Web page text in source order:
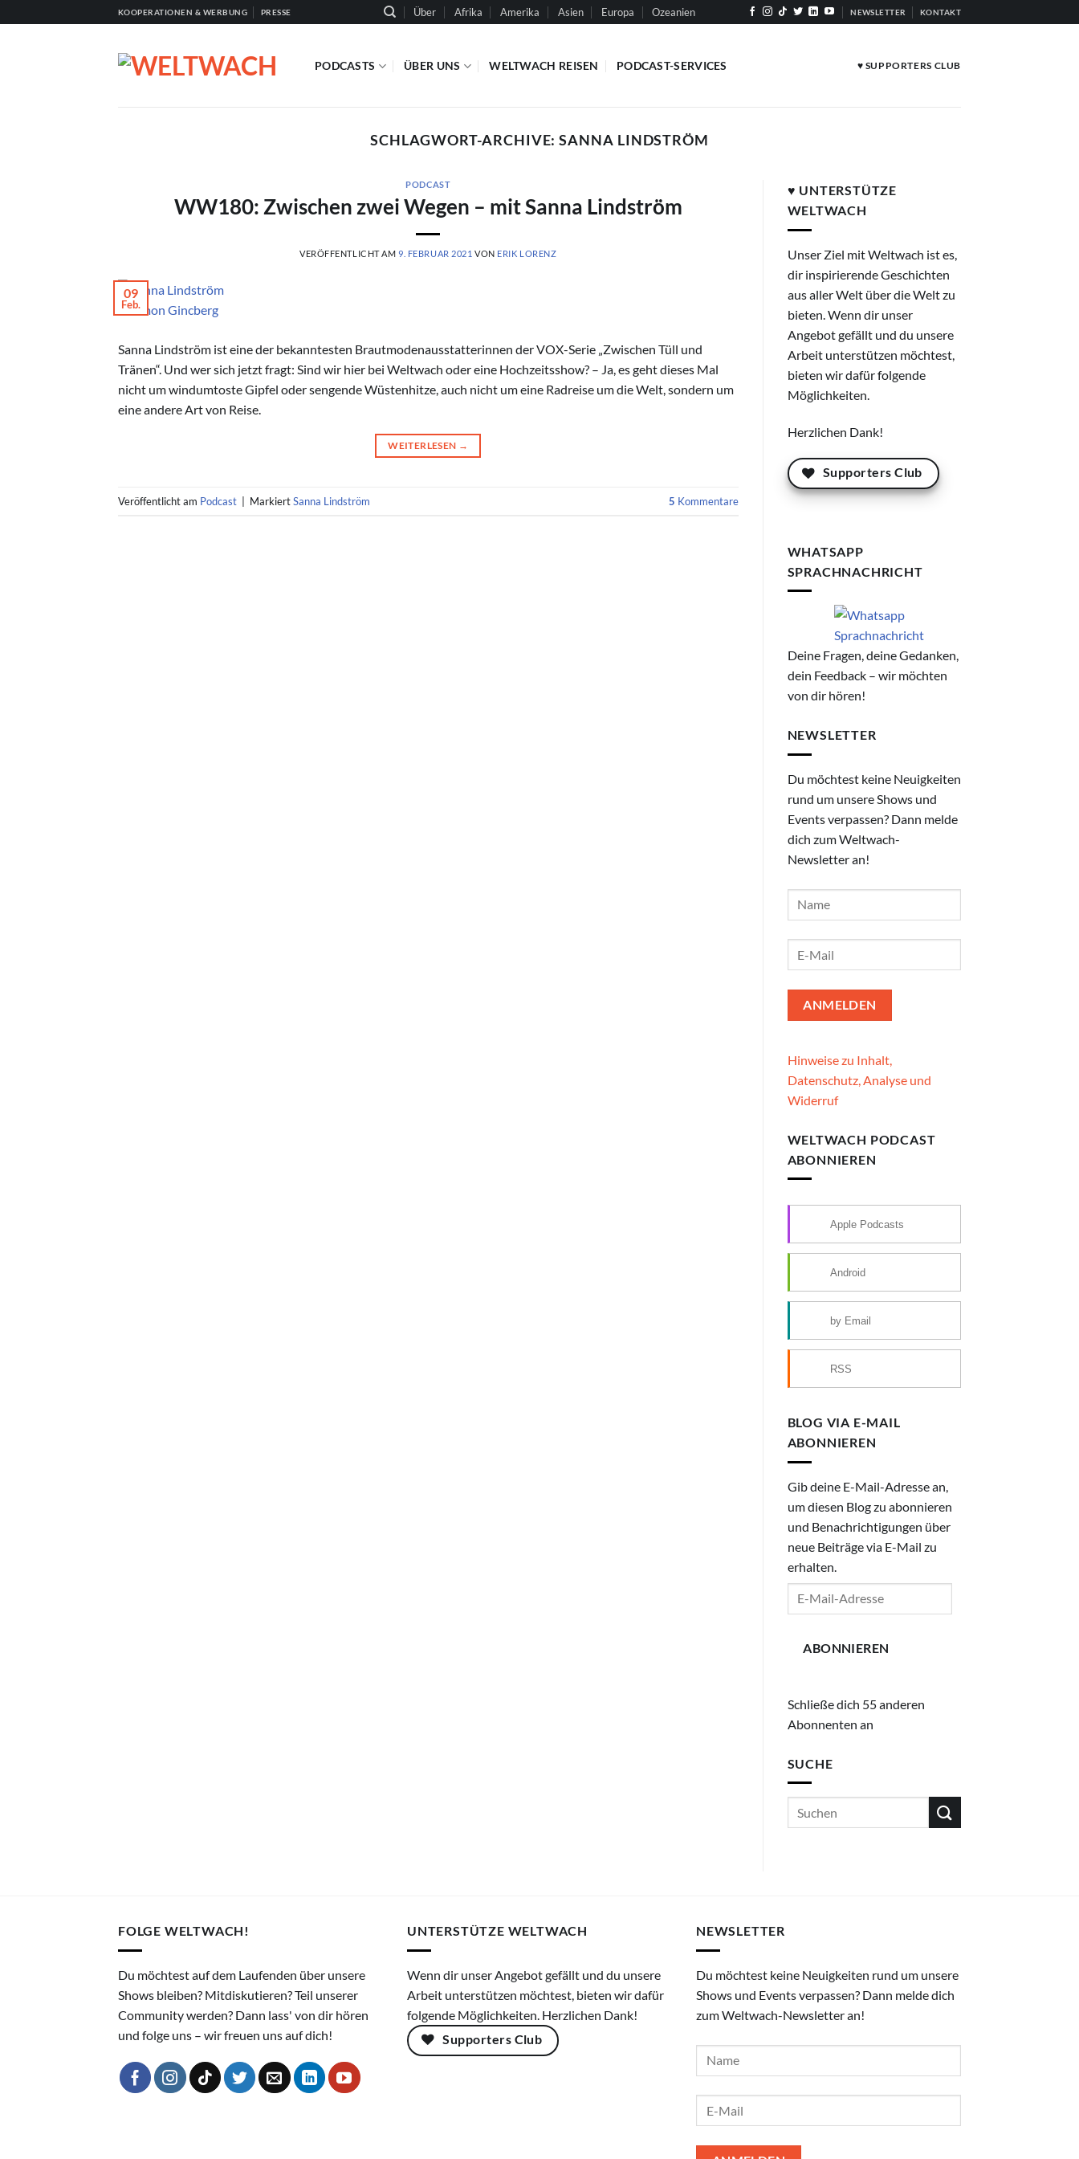
Inhalt
KOOPERATIONEN & WERBUNG PRESSE Über Afrika Amerika Asien Europa Ozeanien NEWSLETTER KONTAKT
PODCASTS ÜBER UNS WELTWACH REISEN PODCAST-SERVICES ♥ SUPPORTERS CLUB
SCHLAGWORT-ARCHIVE:SANNA LINDSTRÖM
PODCAST
WW180: Zwischen zwei Wegen – mit Sanna Lindström
VERÖFFENTLICHT AM9. FEBRUAR 2021 VON ERIK LORENZ
© Simon Gincberg
09
Feb.
Sanna Lindström ist eine der bekanntesten Brautmodenausstatterinnen der VOX-Serie „Zwischen Tüll und
Tränen“. Und wer sich jetzt fragt: Sind wir hier bei Weltwach oder eine Hochzeitsshow? – Ja, es geht dieses Mal
nicht um windumtoste Gipfel oder sengende Wüstenhitze, auch nicht um eine Radreise um die Welt, sondern um
eine andere Art von Reise.
WEITERLESEN →
Veröffentlicht am Podcast MarkiertSanna Lindström 5 Kommentare
♥ UNTERSTÜTZE
WELTWACH
Unser Ziel mit Weltwach ist es,
dir inspirierende Geschichten
aus aller Welt über die Welt zu
bieten. Wenn dir unser
Angebot gefällt und du unsere
Arbeit unterstützen möchtest,
bieten wir dafür folgende
Möglichkeiten.
Herzlichen Dank!
Supporters Club
WHATSAPP
SPRACHNACHRICHT
Deine Fragen, deine Gedanken,
dein Feedback – wir möchten
von dir hören!
NEWSLETTER
Du möchtest keine Neuigkeiten
rund um unsere Shows und
Events verpassen? Dann melde
dich zum Weltwach-
Newsletter an!
Hinweise zu Inhalt,
Datenschutz, Analyse und
Widerruf
WELTWACH PODCAST
ABONNIEREN
Apple Podcasts
Android
by Email
RSS
BLOG VIA E-MAIL
ABONNIEREN
Gib deine E-Mail-Adresse an,
um diesen Blog zu abonnieren
und Benachrichtigungen über
neue Beiträge via E-Mail zu
erhalten.
ABONNIEREN
Schließe dich 55 anderen
Abonnenten an
SUCHE
FOLGE WELTWACH!
Du möchtest auf dem Laufenden über unsere
Shows bleiben? Mitdiskutieren? Teil unserer
Community werden? Dann lass' von dir hören
und folge uns – wir freuen uns auf dich!
UNTERSTÜTZE WELTWACH
Wenn dir unser Angebot gefällt und du unsere
Arbeit unterstützen möchtest, bieten wir dafür
folgende Möglichkeiten. Herzlichen Dank!
Supporters Club
NEWSLETTER
Du möchtest keine Neuigkeiten rund um unsere
Shows und Events verpassen? Dann melde dich
zum Weltwach-Newsletter an!